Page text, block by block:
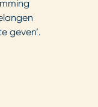
geven’.